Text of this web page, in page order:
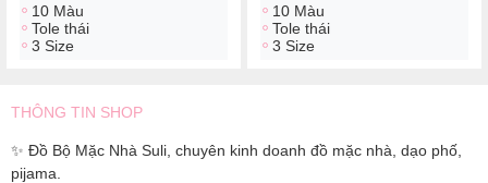
10 Màu
Tole thái
3 Size
10 Màu
Tole thái
3 Size
THÔNG TIN SHOP
✨ Đồ Bộ Mặc Nhà Suli, chuyên kinh doanh đồ mặc nhà, dạo phố,
pijama.